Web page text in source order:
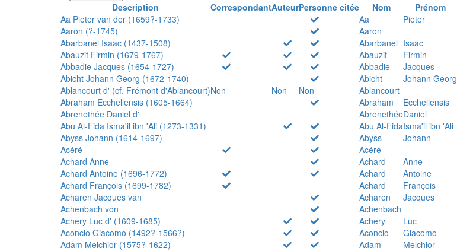
Description
CorrespondantAuteurPersonne citée Nom
Prénom
Aa Pieter van der (1659?-1733)
Aa
Pieter
Aaron (?-1745)
Aaron
Abarbanel Isaac (1437-1508)
Abarbanel Isaac
Abauzit Firmin (1679-1767)
Abauzit
Firmin
Abbadie Jacques (1654-1727)
Abbadie
Jacques
Abicht Johann Georg (1672-1740)
Abicht
Johann Georg
Ablancourt d' (cf. Frémont d'Ablancourt)Non Non Non
Ablancourt
Abraham Ecchellensis (1605-1664)
Abraham
Ecchellensis
Abrenethée Daniel d'
AbrenethéeDaniel
Abu Al-Fida Isma'il ibn 'Ali (1273-1331)
Abu Al-FidaIsma'il ibn 'Ali
Abyss Johann (1614-1697)
Abyss
Johann
Acéré
Acéré
Achard Anne
Achard
Anne
Achard Antoine (1696-1772)
Achard
Antoine
Achard François (1699-1782)
Achard
François
Acharen Jacques van
Acharen
Jacques
Achenbach von
Achenbach
Achery Luc d' (1609-1685)
Achery
Luc
Aconcio Giacomo (1492?-1566?)
Aconcio
Giacomo
Adam Melchior (1575?-1622)
Adam
Melchior